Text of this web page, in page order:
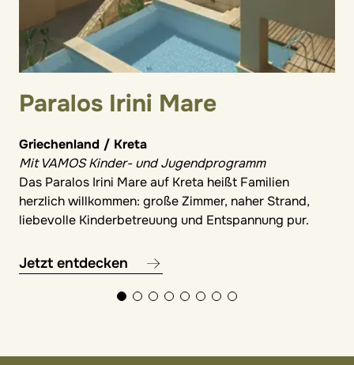
Paralos Irini Mare
Griechenland / Kreta
Mit VAMOS Kinder- und Jugendprogramm
Das Paralos Irini Mare auf Kreta heißt Familien
herzlich willkommen: große Zimmer, naher Strand,
liebevolle Kinderbetreuung und Entspannung pur.
Jetzt entdecken